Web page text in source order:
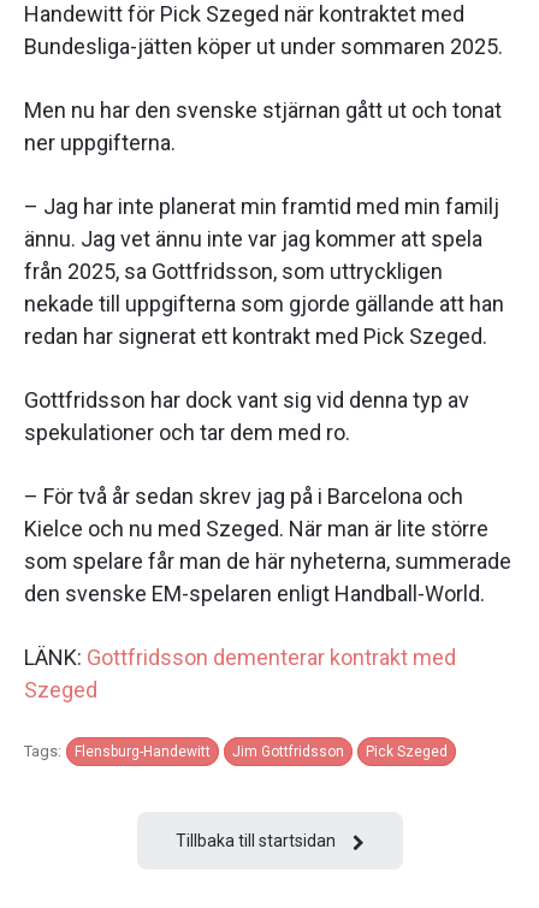
Handewitt för Pick Szeged när kontraktet med
Bundesliga-jätten köper ut under sommaren 2025.
Men nu har den svenske stjärnan gått ut och tonat
ner uppgifterna.
– Jag har inte planerat min framtid med min familj
ännu. Jag vet ännu inte var jag kommer att spela
från 2025, sa Gottfridsson, som uttryckligen
nekade till uppgifterna som gjorde gällande att han
redan har signerat ett kontrakt med Pick Szeged.
Gottfridsson har dock vant sig vid denna typ av
spekulationer och tar dem med ro.
– För två år sedan skrev jag på i Barcelona och
Kielce och nu med Szeged. När man är lite större
som spelare får man de här nyheterna, summerade
den svenske EM-spelaren enligt Handball-World.
LÄNK: Gottfridsson dementerar kontrakt med
Szeged
Tags: Flensburg-Handewitt Jim Gottfridsson Pick Szeged
Tillbaka till startsidan